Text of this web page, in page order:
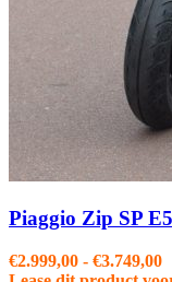
Piaggio Zip SP
€2.999,00 - €3.749,00